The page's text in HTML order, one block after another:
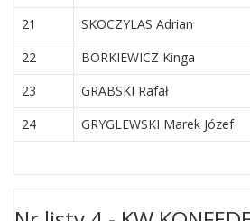
21
SKOCZYLAS Adrian
22
BORKIEWICZ Kinga
23
GRABSKI Rafał
24
GRYGLEWSKI Marek Józef